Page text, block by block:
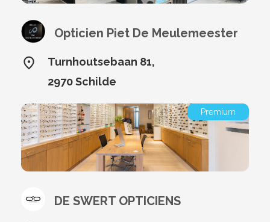
Opticien Piet De Meulemeester
Turnhoutsebaan 81,
2970 Schilde
Premium
DE SWERT OPTICIENS